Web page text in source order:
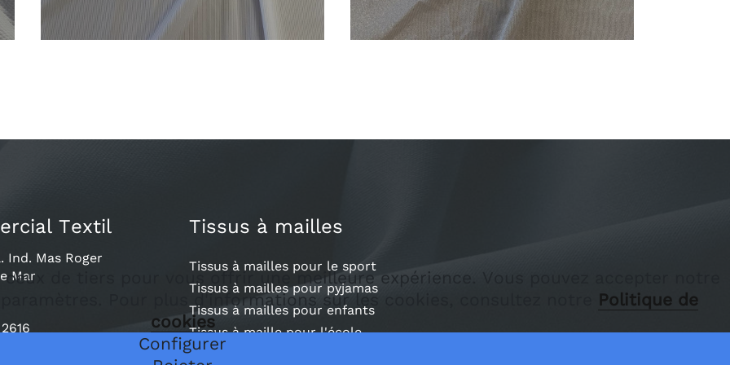
Textil
Ind. Mas Roger
Mar
Tissus à mailles
Tissus à mailles pour le sport
Tissus à mailles pour pyjamas
Tissus à mailles pour enfants
Tissus à maille pour l'école
Tissus à mailles pour la teinture de vêtements
de tiers pour vous offrir une meilleure expérience. Vous pouvez accepter notre
Pour plus d'informations sur les cookies, consultez notre
Politique de
cookies
Configurer